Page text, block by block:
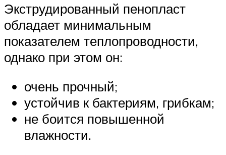
Экструдированный пенопласт
обладает минимальным
показателем теплопроводности,
однако при этом он:
очень прочный;
устойчив к бактериям, грибкам;
не боится повышенной
влажности.